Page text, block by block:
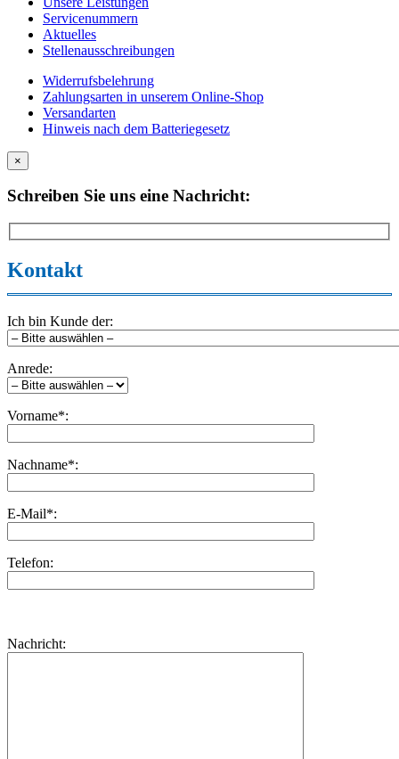
Servicenummern
Aktuelles
Stellenausschreibungen
Widerrufsbelehrung
Zahlungsarten in unserem Online-Shop
Versandarten
Hinweis nach dem Batteriegesetz
×
Schreiben Sie uns eine Nachricht:
Kontakt
Ich bin Kunde der:
Anrede:
Vorname*:
Nachname*:
E-Mail*:
Telefon:
dieses
lasse
Nachricht: